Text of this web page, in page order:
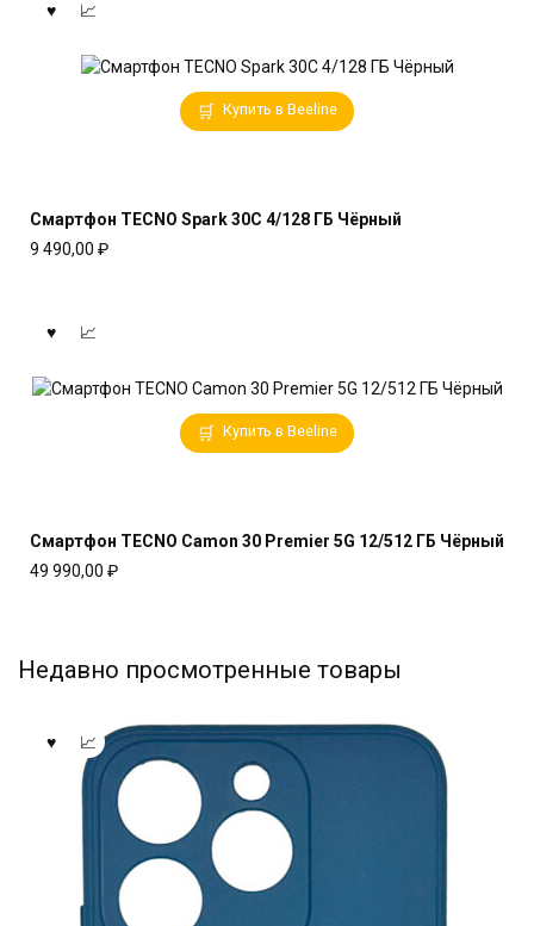
Купить в Beeline
Смартфон TECNO Spark 30C 4/128 ГБ Чёрный
9 490,00 ₽
Купить в Beeline
Смартфон TECNO Camon 30 Premier 5G 12/512 ГБ Чёрный
49 990,00 ₽
Недавно просмотренные товары